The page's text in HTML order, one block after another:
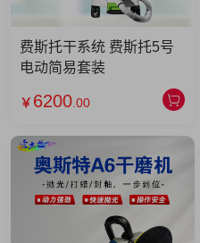
费斯托干系统 费斯托5号
电动简易套装
￥ 6200 .00